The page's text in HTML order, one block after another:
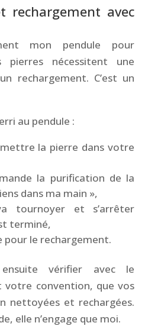
rechargement avec
mon pendule pour
nécessitent une
rechargement. C’est un
au pendule :
la pierre dans votre
la purification de la
dans ma main »,
tournoyer et s’arrêter
terminé,
pour le rechargement.
vérifier avec le
votre convention, que vos
nettoyées et rechargées.
elle n’engage que moi.